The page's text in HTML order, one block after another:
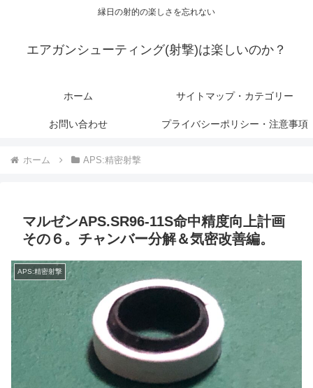
縁日の射的の楽しさを忘れない
エアガンシューティング(射撃)は楽しいのか？
ホーム サイトマップ・カテゴリー
お問い合わせ プライバシーポリシー・注意事項
ホーム APS:精密射撃
マルゼンAPS.SR96-11S命中精度向上計画
その６。チャンバー分解＆気密改善編。
APS:精密射撃